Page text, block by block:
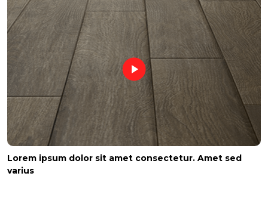
Lorem ipsum dolor sit amet consectetur. Amet sed
varius